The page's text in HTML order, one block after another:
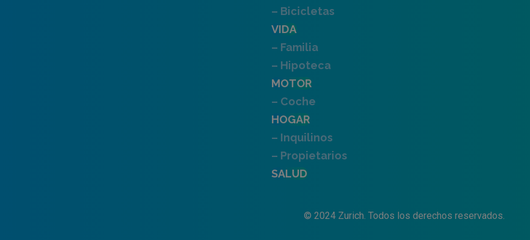
– Bicicletas
VIDA
– Familia
– Hipoteca
MOTOR
– Coche
HOGAR
– Inquilinos
– Propietarios
SALUD
© 2024 Zurich. Todos los derechos reservados.